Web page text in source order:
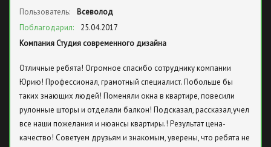
Пользователь:
Всеволод
Поблагодарил:
25.04.2017
Компания Студия современного дизайна
Отличные ребята! Огромное спасибо сотруднику компании
Юрию! Профессионал, грамотный специалист. Побольше бы
таких знающих людей! Поменяли окна в квартире, повесили
рулонные шторы и отделали балкон! Подсказал, рассказал,учел
все наши пожелания и нюансы квартиры.! Результат цена-
качество! Советуем друзьям и знакомым, уверены, что ребята не